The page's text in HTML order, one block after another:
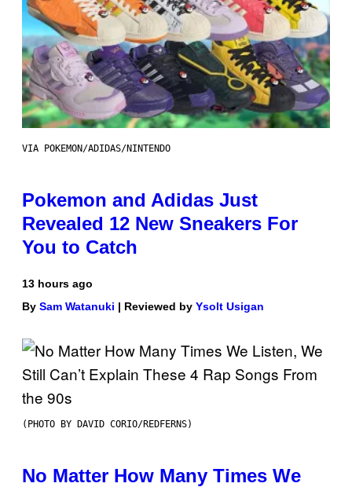
VIA POKEMON/ADIDAS/NINTENDO
Pokemon and Adidas Just
Revealed 12 New Sneakers For
You to Catch
13 hours ago
By Sam Watanuki | Reviewed by Ysolt Usigan
(PHOTO BY DAVID CORIO/REDFERNS)
No Matter How Many Times We